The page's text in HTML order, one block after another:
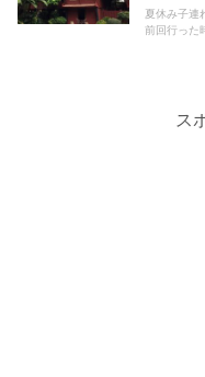
夏休み子連
前回行った
ス